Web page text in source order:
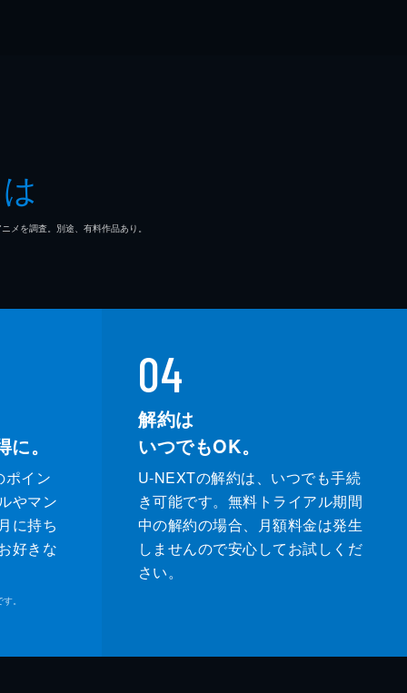
を調査。別途、有料作品あり。
。
ポイン
やマン
に持ち
好きな
。
04
解約は
いつでもOK。
U-NEXTの解約は、いつでも手続
き可能です。無料トライアル期間
中の解約の場合、月額料金は発生
しませんので安心してお試しくだ
さい。